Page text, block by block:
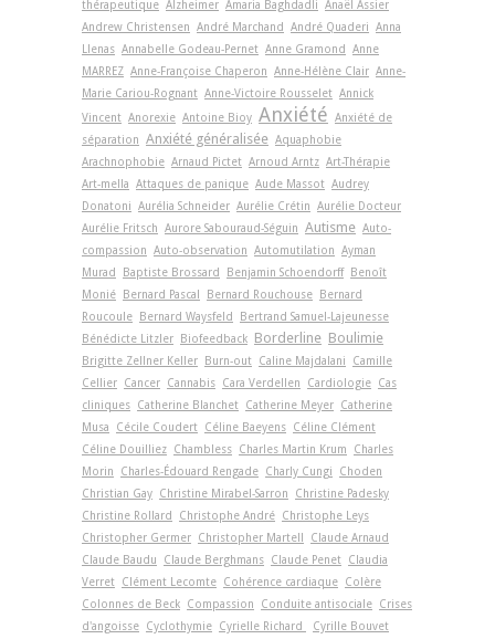
thérapeutique Alzheimer Amaria Baghdadli Anaël Assier
Andrew Christensen André Marchand André Quaderi Anna
Llenas Annabelle Godeau-Pernet Anne Gramond Anne
MARREZ Anne-Françoise Chaperon Anne-Hélène Clair Anne-
Marie Cariou-Rognant Anne-Victoire Rousselet Annick
Vincent Anorexie Antoine Bioy Anxiété Anxiété de
séparation Anxiété généralisée Aquaphobie
Arachnophobie Arnaud Pictet Arnoud Arntz Art-Thérapie
Art-­mella Attaques de panique Aude Massot Audrey
Donatoni Aurélia Schneider Aurélie Crétin Aurélie Docteur
Aurélie Fritsch Aurore Sabouraud-Séguin Autisme Auto-
compassion Auto-observation Automutilation Ayman
Murad
Baptiste Brossard Benjamin Schoendorff Benoît
Monié Bernard Pascal Bernard Rouchouse Bernard
Roucoule Bernard Waysfeld
Bertrand Samuel-Lajeunesse
Bénédicte Litzler Biofeedback Borderline Boulimie
Brigitte Zellner Keller Burn-out Caline Majdalani
Camille
Cellier Cancer Cannabis Cara Verdellen Cardiologie Cas
cliniques Catherine Blanchet Catherine Meyer Catherine
Musa
Cécile Coudert Céline Baeyens Céline Clément
Céline Douilliez Chambless Charles Martin Krum
Charles
Morin
Charles-Édouard Rengade Charly Cungi
Choden
Christian Gay Christine Mirabel-Sarron
Christine Padesky
Christine Rollard
Christophe André Christophe Leys
Christopher Germer Christopher Martell
Claude Arnaud
Claude Baudu
Claude Berghmans Claude Penet Claudia
Verret Clément Lecomte Cohérence cardiaque Colère
Colonnes de Beck Compassion Conduite antisociale Crises
d'angoisse Cyclothymie Cyrielle Richard
Cyrille Bouvet